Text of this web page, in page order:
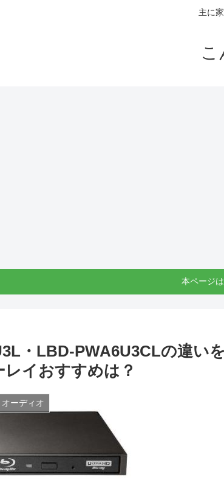
主に
こ
本ページ
・LBD-PWA6U3CLの違い
イおすすめは？
ーディオ